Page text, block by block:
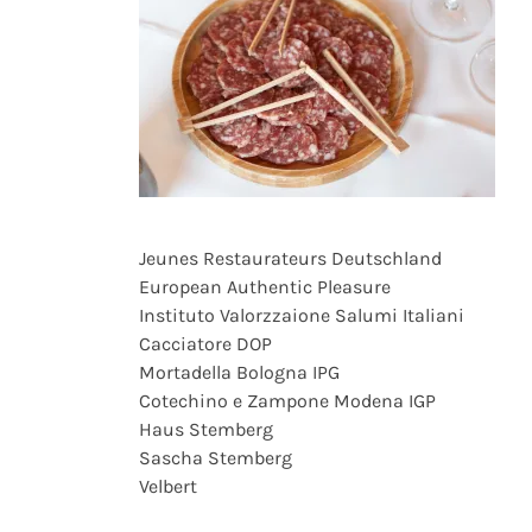
Jeunes Restaurateurs Deutschland
European Authentic Pleasure
Instituto Valorzzaione Salumi Italiani
Cacciatore DOP
Mortadella Bologna IPG
Cotechino e Zampone Modena IGP
Haus Stemberg
Sascha Stemberg
Velbert